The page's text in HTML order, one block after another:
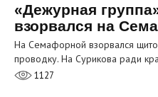
«Дежурная
взорвался на
На Семафорной взорвался
проводку. На Сурикова ради
1127